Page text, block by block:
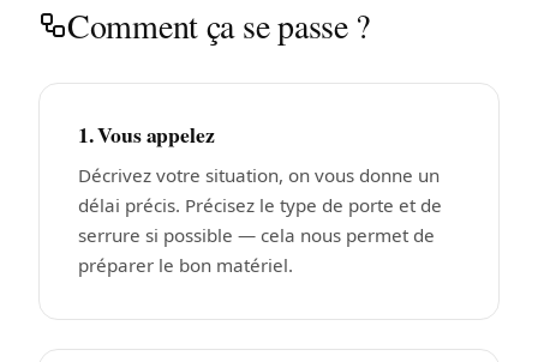
Comment ça se passe ?
1. Vous appelez
Décrivez votre situation, on vous donne un
délai précis. Précisez le type de porte et de
serrure si possible — cela nous permet de
préparer le bon matériel.